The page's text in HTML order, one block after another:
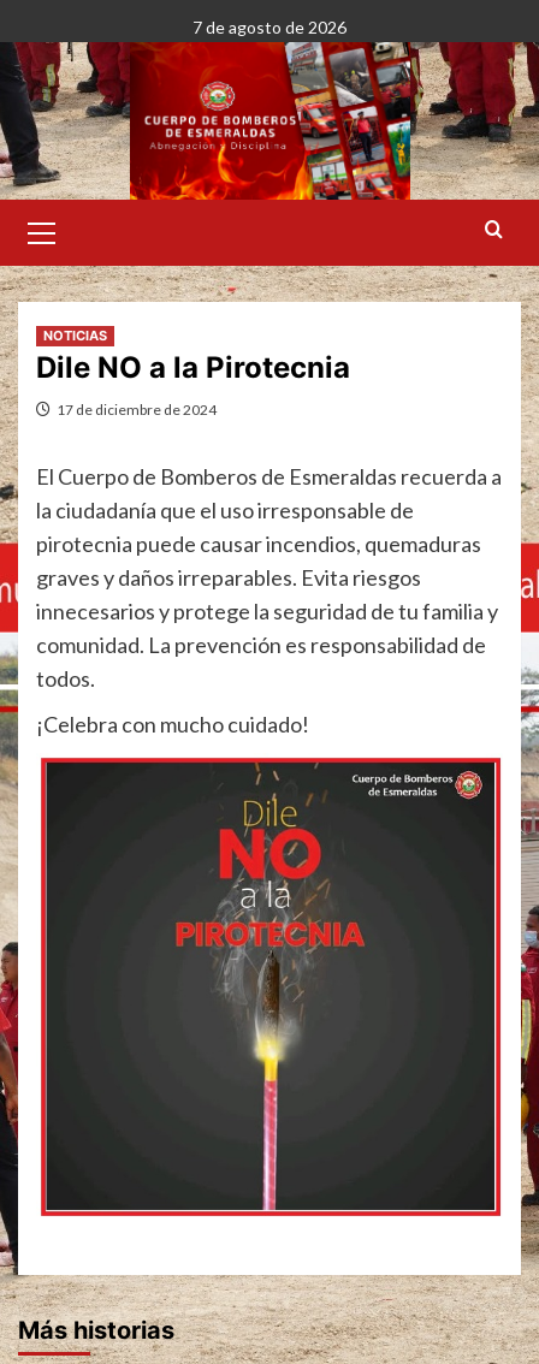
al
contenido
7 de agosto de 2026
primario
NOTICIAS
Dile NO a la Pirotecnia
17 de diciembre de 2024
El Cuerpo de Bomberos de Esmeraldas recuerda a
la ciudadanía que el uso irresponsable de
pirotecnia puede causar incendios, quemaduras
graves y daños irreparables. Evita riesgos
innecesarios y protege la seguridad de tu familia y
comunidad. La prevención es responsabilidad de
todos.
¡Celebra con mucho cuidado!
Más historias